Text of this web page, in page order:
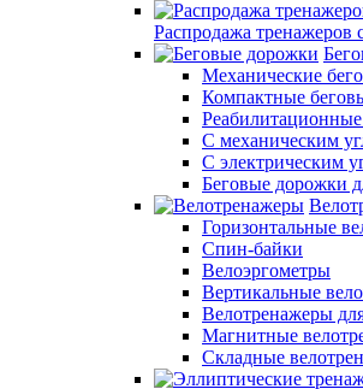
Распродажа тренажеров
Механические
Компактные
С механическим
С электрическим
Беговые дорожки
Горизонтальные
Спин-байки
Велоэргометры
Вертикальные
Велотренажеры
Магнитные
Складные